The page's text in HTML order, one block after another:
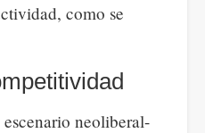
como se
neoliberal-